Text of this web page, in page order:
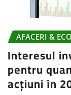
AFACERI &
Interesul
pentru
acțiuni în